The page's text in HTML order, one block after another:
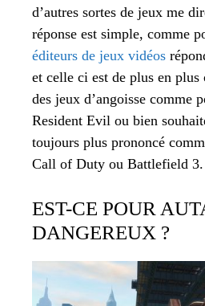
d’autres sortes de jeux me
réponse est simple, comme
éditeurs de jeux vidéos
et celle ci est de plus en plus
des jeux d’angoisse comme
Resident Evil ou bien
toujours plus prononcé
Call of Duty ou Battlefield 3.
EST-CE POUR
DANGEREUX ?